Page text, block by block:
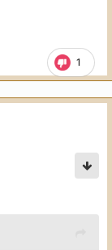
1